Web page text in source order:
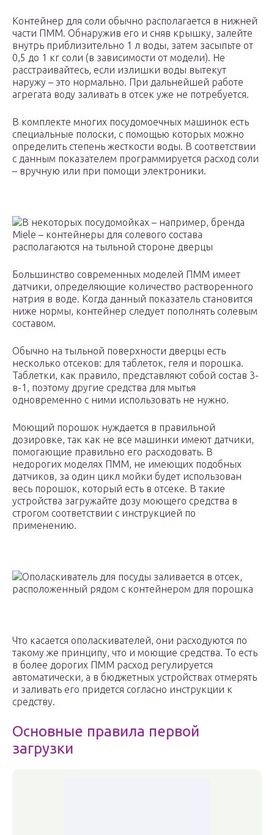
Контейнер для соли обычно располагается в нижней
части ПММ. Обнаружив его и сняв крышку, залейте
внутрь приблизительно 1 л воды, затем засыпьте от
0,5 до 1 кг соли (в зависимости от модели). Не
расстраивайтесь, если излишки воды вытекут
наружу – это нормально. При дальнейшей работе
агрегата воду заливать в отсек уже не потребуется.
В комплекте многих посудомоечных машинок есть
специальные полоски, с помощью которых можно
определить степень жесткости воды. В соответствии
с данным показателем программируется расход соли
– вручную или при помощи электроники.
В некоторых посудомойках – например, бренда
Miele – контейнеры для солевого состава
располагаются на тыльной стороне дверцы
Большинство современных моделей ПММ имеет
датчики, определяющие количество растворенного
натрия в воде. Когда данный показатель становится
ниже нормы, контейнер следует пополнять солевым
составом.
Обычно на тыльной поверхности дверцы есть
несколько отсеков: для таблеток, геля и порошка.
Таблетки, как правило, представляют собой состав 3-
в-1, поэтому другие средства для мытья
одновременно с ними использовать не нужно.
Моющий порошок нуждается в правильной
дозировке, так как не все машинки имеют датчики,
помогающие правильно его расходовать. В
недорогих моделях ПММ, не имеющих подобных
датчиков, за один цикл мойки будет использован
весь порошок, который есть в отсеке. В такие
устройства загружайте дозу моющего средства в
строгом соответствии с инструкцией по
применению.
Ополаскиватель для посуды заливается в отсек,
расположенный рядом с контейнером для порошка
Что касается ополаскивателей, они расходуются по
такому же принципу, что и моющие средства. То есть
в более дорогих ПММ расход регулируется
автоматически, а в бюджетных устройствах отмерять
и заливать его придется согласно инструкции к
средству.
Основные правила первой
загрузки